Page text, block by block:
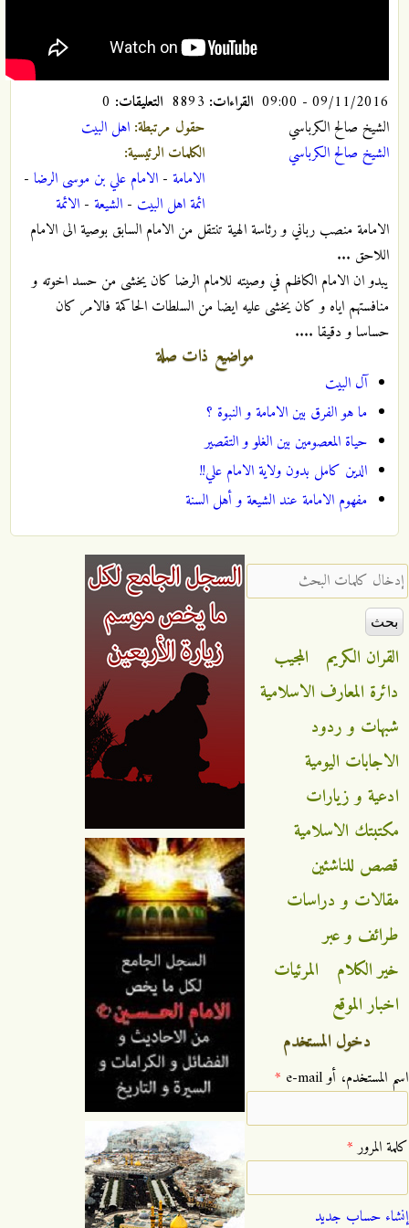
09/11/2016 - 09:00 القراءات: التعليقات:
الشيخ صالح الكرباسي
الشيخ صالح الكرباسي
حقول مرتبطة: اهل البیت
الكلمات الرئيسية:
الامامة - الامام علي بن موسى الرضا -
ائمة اهل البيت - الشيعة - الائمة
الامامة منصب رباني و رئاسة الهية تنتقل من الامام السابق بوصية الى الامام
اللاحق ...
يبدو ان الامام الكاظم في وصيته للامام الرضا كان يخشى من حسد اخوته و
منافستهم اياه و كان يخشى عليه ايضا من السلطات الحاكمة فالامر كان
حساسا و دقيقا ....
مواضيع ذات صلة
آل البيت
ما هو الفرق بين الامامة و النبوة ؟
حياة المعصومين بين الغلو و التقصير
الدين كامل بدون ولاية الامام علي!!
مفهوم الامامة عند الشيعة و أهل السنة
‏إدخال كلمات البحث ‏
القران الكريم
المجيب
دائرة المعارف الاسلامية
شبهات و ردود
الاجابات اليومية
ادعية و زيارات
مكتبتك الاسلامية
قصص للناشئين
مقالات و دراسات
طرائف و عبر
خير الكلام
المرئيات
اخبار الموقع
دخول المستخدم
‏اسم المستخدم، أو e-mail ‏ *
‏كلمة المرور ‏*
إنشاء حساب جديد